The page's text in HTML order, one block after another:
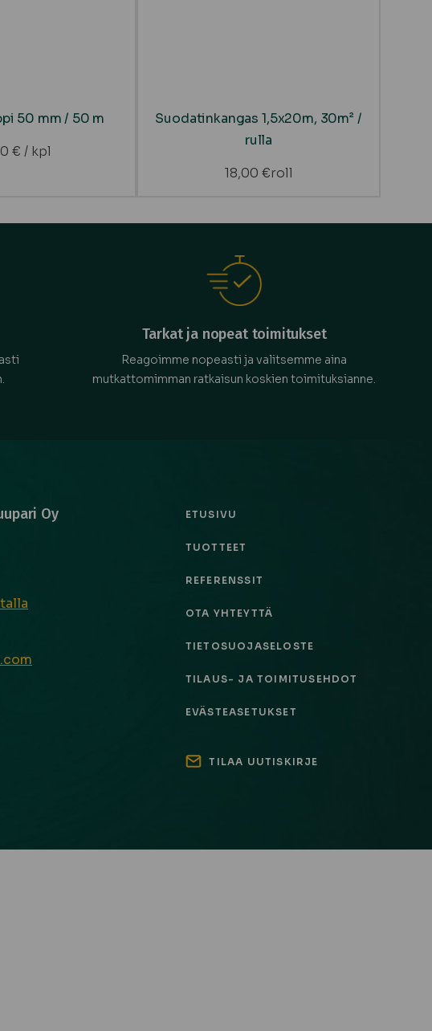
50 mm / 50 m
€ / kpl
Suodatinkangas 1,5x20m, 30m² /
rulla
18,00 €roll
Tarkat ja nopeat toimitukset
Reagoimme nopeasti ja valitsemme aina
mutkattomimman ratkaisun koskien toimituksianne.
Oy ETUSIVU
TUOTTEET
REFERENSSIT
OTA YHTEYTTÄ
TIETOSUOJASELOSTE
TILAUS- JA TOIMITUSEHDOT
EVÄSTEASETUKSET
TILAA UUTISKIRJE